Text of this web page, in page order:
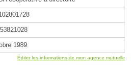
1989
Éditer les informations de mon agence mutuelle